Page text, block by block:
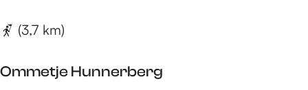
n
d
H
t
e
H
(3,7 km)
Ommetje Hunnerberg